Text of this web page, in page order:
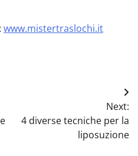
www.mistertraslochi.it
Next:
4 diverse tecniche per la
liposuzione